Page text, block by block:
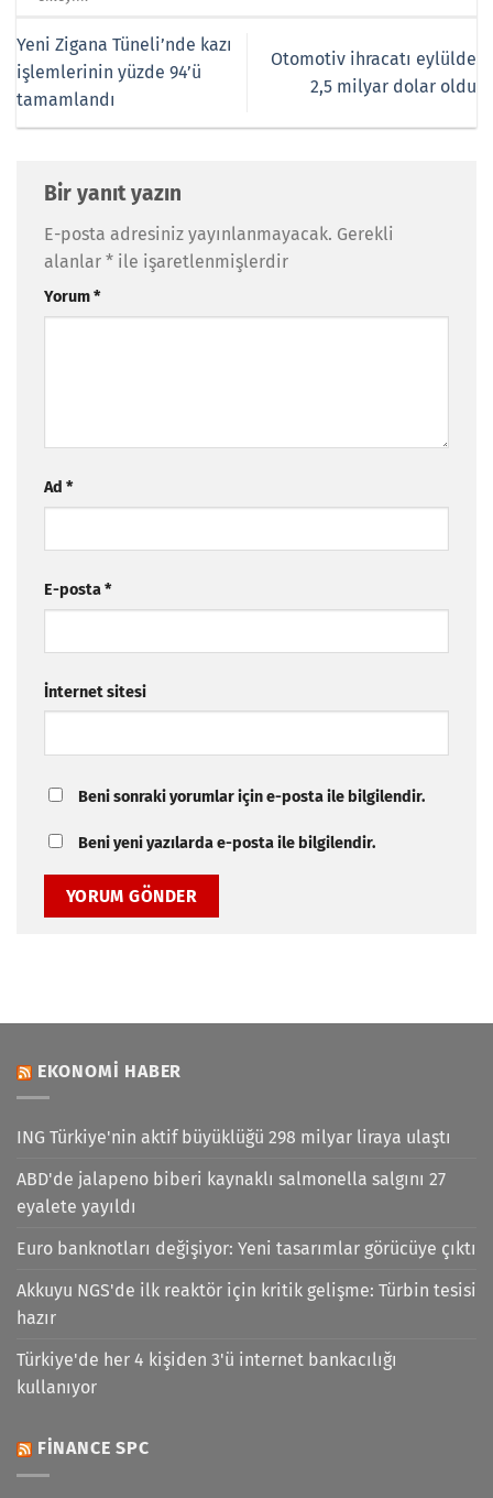
Yeni Zigana Tüneli’nde kazı
işlemlerinin yüzde 94’ü
tamamlandı
Otomotiv ihracatı eylülde
2,5 milyar dolar oldu
Bir yanıt yazın
E-posta adresiniz yayınlanmayacak. Gerekli
alanlar * ile işaretlenmişlerdir
Yorum*
Ad *
E-posta*
İnternet sitesi
Beni sonraki yorumlar için e-posta ile bilgilendir.
Beni yeni yazılarda e-posta ile bilgilendir.
EKONOMI HABER
ING Türkiye'nin aktif büyüklüğü 298 milyar liraya ulaştı
ABD'de jalapeno biberi kaynaklı salmonella salgını 27
eyalete yayıldı
Euro banknotları değişiyor: Yeni tasarımlar görücüye çıktı
Akkuyu NGS'de ilk reaktör için kritik gelişme: Türbin tesisi
hazır
Türkiye'de her 4 kişiden 3'ü internet bankacılığı
kullanıyor
FINANCE SPC